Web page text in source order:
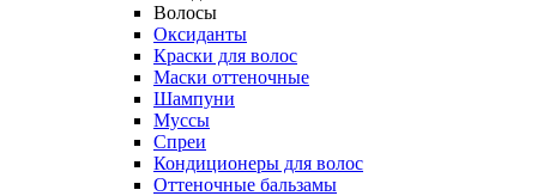
Волосы
Оксиданты
Краски для волос
Маски оттеночные
Шампуни
Муссы
Спреи
Кондиционеры для волос
Оттеночные бальзамы